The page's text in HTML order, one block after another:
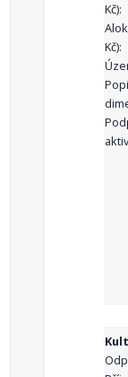
Kč):
Kč):